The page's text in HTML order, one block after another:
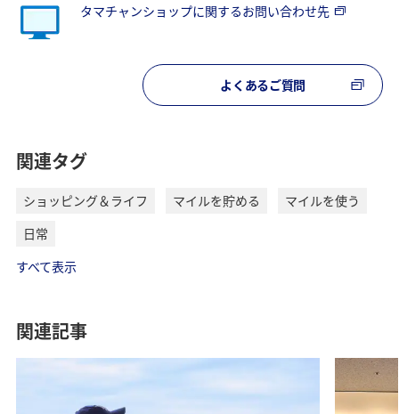
タマチャンショップに関するお問い合わせ先
よくあるご質問
関連タグ
ショッピング＆ライフ マイルを貯める
マイルを使う
日常
すべて表示
関連記事